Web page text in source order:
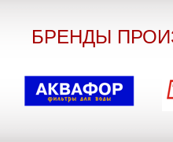
БРЕНДЫ